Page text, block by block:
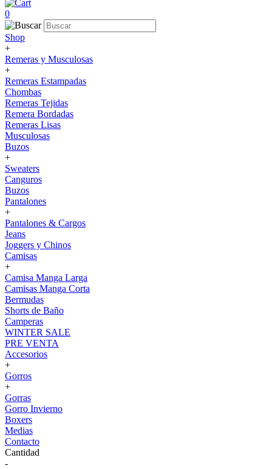
0
Shop
+
Remeras y Musculosas
+
Remeras Estampadas
Chombas
Remeras Tejidas
Remera Bordadas
Remeras Lisas
Musculosas
Buzos
+
Sweaters
Canguros
Buzos
Pantalones
+
Pantalones & Cargos
Jeans
Joggers y Chinos
Camisas
+
Camisa Manga Larga
Camisas Manga Corta
Bermudas
Shorts de Baño
Camperas
WINTER SALE
PRE VENTA
Accesorios
+
Gorros
+
Gorras
Gorro Invierno
Boxers
Medias
Contacto
Cantidad
-